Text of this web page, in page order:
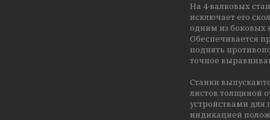
На 4-валковых
исключает его
одним из боковых
Обеспечивается
поднять
точное
Станки
листов толщиной
устройствами для
индикацией